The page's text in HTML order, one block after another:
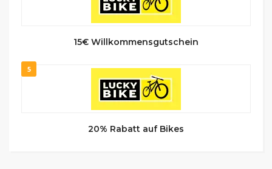
15€ Willkommens­gutschein
5
20% Rabatt auf Bikes